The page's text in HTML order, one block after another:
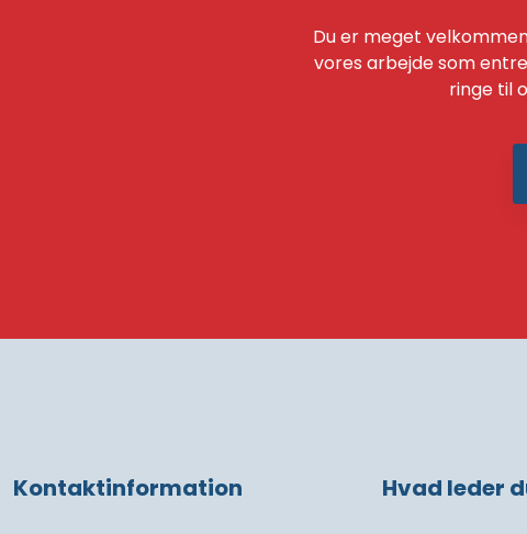
​Du er meget
vores arbejde som
ringe til
Kontaktinformation Hvad leder